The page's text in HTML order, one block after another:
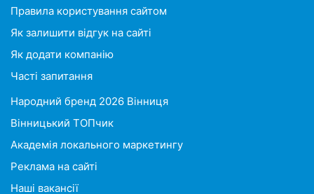
Правила користування сайтом
Як залишити відгук на сайті
Як додати компанію
Часті запитання
Народний бренд 2026 Вінниця
Вінницький ТОПчик
Академія локального маркетингу
Реклама на сайті
Наші вакансії